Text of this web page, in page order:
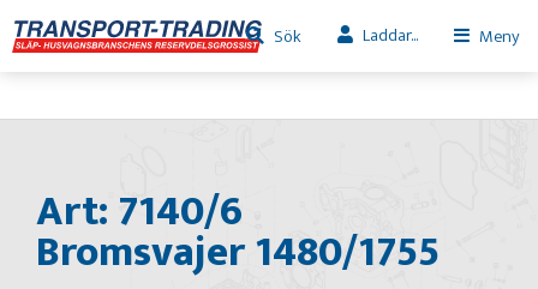
Sök Laddar... Meny
Art: 7140/6
Bromsvajer 1480/1755